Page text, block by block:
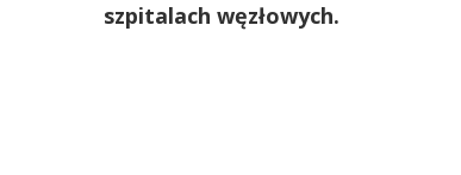
szpitalach węzłowych.